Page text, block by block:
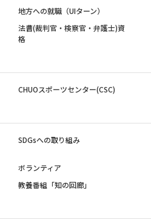
地方への就職（UIターン）
法曹(裁判官・検察官・弁護士)資
格
CHUOスポーツセンター(CSC)
SDGsへの取り組み
ボランティア
教養番組「知の回廊」